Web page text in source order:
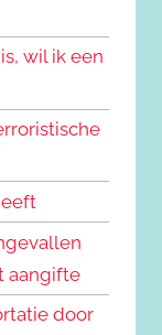
wil ik een
aangifte
door